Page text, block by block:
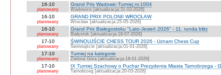
16-10
planowany
Grand Prix Wadowic-Turniej nr.1004
Wadowice [aktualizacja:31-03-2026]
16-10
planowany
GRAND PRIX POLONII WROCŁAW
Wrocław [aktualizacja:25-05-2026]
16-10
planowany
Grand Prix Białegostoku "Lato-Jesień 2026" - 11. runda blitz
Białystok [aktualizacja:18-07-2026]
17-10
planowany
ŚWINOUJŚCIE CHESS TOUR 2026 - Uznam Chess Cup
Świnoujście [aktualizacja:01-01-2026]
17-10
planowany
Turniej na kategorie
Zielona Góra [aktualizacja:18-01-2026]
17-10
planowany
IX Turniej Szachowy o Puchar Prezydenta Miasta Tarnobrzega -
Tarnobrzeg [aktualizacja:20-03-2026]